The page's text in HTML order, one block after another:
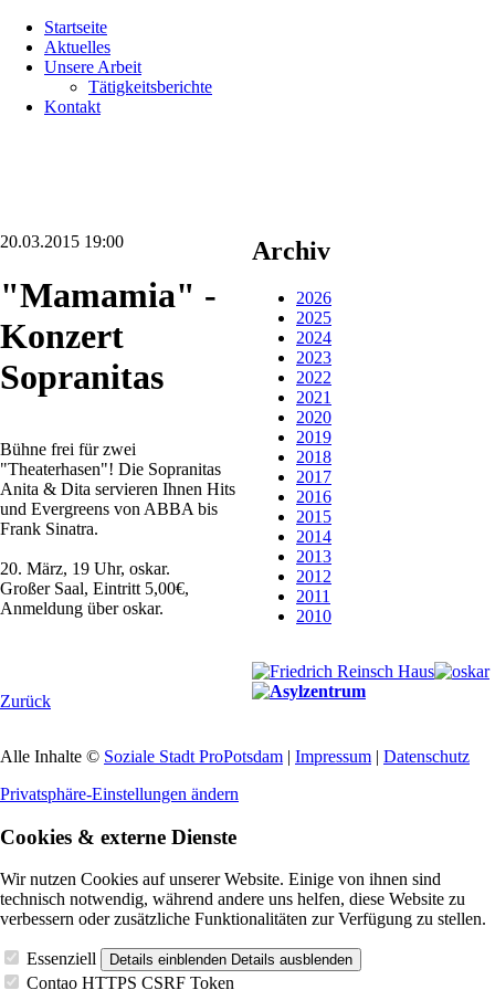
überspringen
Startseite
Aktuelles
Unsere Arbeit
Tätigkeitsberichte
Kontakt
20.03.2015 19:00
"Mamamia" -
Konzert
Sopranitas
Bühne frei für zwei
"Theaterhasen"! Die Sopranitas
Anita & Dita servieren Ihnen Hits
und Evergreens von ABBA bis
Frank Sinatra.
20. März, 19 Uhr, oskar.
Großer Saal, Eintritt 5,00€,
Anmeldung über oskar.
Zurück
Archiv
2026
2025
2024
2023
2022
2021
2020
2019
2018
2017
2016
2015
2014
2013
2012
2011
2010
Alle Inhalte © Soziale Stadt ProPotsdam | Impressum | Datenschutz
Privatsphäre-Einstellungen ändern
Cookies & externe Dienste
Wir nutzen Cookies auf unserer Website. Einige von ihnen sind
technisch notwendig, während andere uns helfen, diese Website zu
verbessern oder zusätzliche Funktionalitäten zur Verfügung zu stellen.
Essenziell Details einblenden Details ausblenden
Contao HTTPS CSRF Token